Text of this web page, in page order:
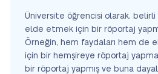
Üniversite öğrencisi olarak,
elde etmek için bir röportaj
Örneğin, hem faydaları hem de
için bir hemşireye röportaj
bir röportaj yapmış ve buna